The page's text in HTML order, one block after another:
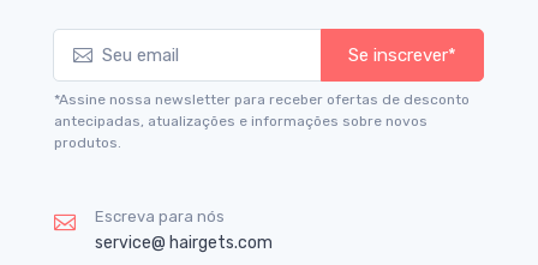
Se inscrever*
*Assine nossa newsletter para receber ofertas de desconto
antecipadas, atualizações e informações sobre novos
produtos.
Escreva para nós
service@ hairgets.com